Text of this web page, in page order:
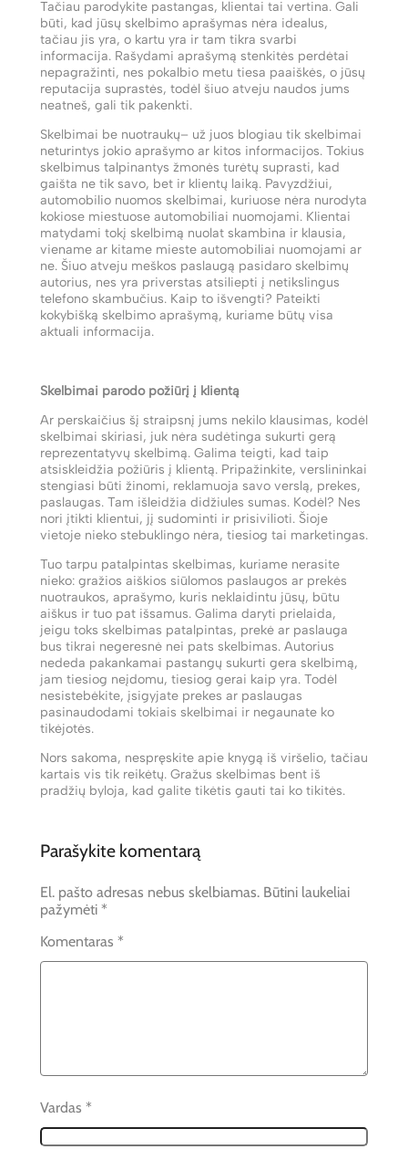
Tačiau parodykite pastangas, klientai tai vertina. Gali
būti, kad jūsų skelbimo aprašymas nėra idealus,
tačiau jis yra, o kartu yra ir tam tikra svarbi
informacija. Rašydami aprašymą stenkitės perdėtai
nepagražinti, nes pokalbio metu tiesa paaiškės, o jūsų
reputacija suprastės, todėl šiuo atveju naudos jums
neatneš, gali tik pakenkti.
Skelbimai be nuotraukų– už juos blogiau tik skelbimai
neturintys jokio aprašymo ar kitos informacijos. Tokius
skelbimus talpinantys žmonės turėtų suprasti, kad
gaišta ne tik savo, bet ir klientų laiką. Pavyzdžiui,
automobilio nuomos skelbimai, kuriuose nėra nurodyta
kokiose miestuose automobiliai nuomojami. Klientai
matydami tokį skelbimą nuolat skambina ir klausia,
viename ar kitame mieste automobiliai nuomojami ar
ne. Šiuo atveju meškos paslaugą pasidaro skelbimų
autorius, nes yra priverstas atsiliepti į netikslingus
telefono skambučius. Kaip to išvengti? Pateikti
kokybišką skelbimo aprašymą, kuriame būtų visa
aktuali informacija.
Skelbimai parodo požiūrį į klientą
Ar perskaičius šį straipsnį jums nekilo klausimas, kodėl
skelbimai skiriasi, juk nėra sudėtinga sukurti gerą
reprezentatyvų skelbimą. Galima teigti, kad taip
atsiskleidžia požiūris į klientą. Pripažinkite, verslininkai
stengiasi būti žinomi, reklamuoja savo verslą, prekes,
paslaugas. Tam išleidžia didžiules sumas. Kodėl? Nes
nori įtikti klientui, jį sudominti ir prisivilioti. Šioje
vietoje nieko stebuklingo nėra, tiesiog tai marketingas.
Tuo tarpu patalpintas skelbimas, kuriame nerasite
nieko: gražios aiškios siūlomos paslaugos ar prekės
nuotraukos, aprašymo, kuris neklaidintu jūsų, būtu
aiškus ir tuo pat išsamus. Galima daryti prielaida,
jeigu toks skelbimas patalpintas, prekė ar paslauga
bus tikrai negeresnė nei pats skelbimas. Autorius
nededa pakankamai pastangų sukurti gera skelbimą,
jam tiesiog neįdomu, tiesiog gerai kaip yra. Todėl
nesistebėkite, įsigyjate prekes ar paslaugas
pasinaudodami tokiais skelbimai ir negaunate ko
tikėjotės.
Nors sakoma, nespręskite apie knygą iš viršelio, tačiau
kartais vis tik reikėtų. Gražus skelbimas bent iš
pradžių byloja, kad galite tikėtis gauti tai ko tikitės.
Parašykite komentarą
El. pašto adresas nebus skelbiamas. Būtini laukeliai
pažymėti *
Komentaras *
Vardas *